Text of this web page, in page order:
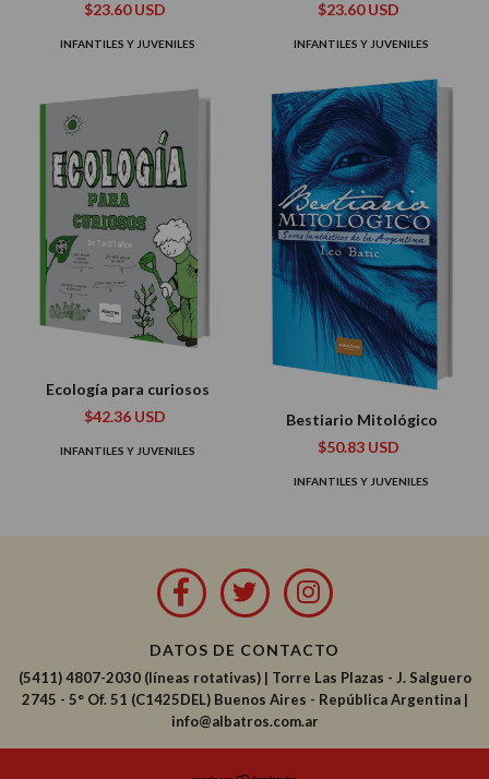
$23.60 USD
INFANTILES Y JUVENILES
$23.60 USD
INFANTILES Y JUVENILES
Ecología para curiosos
$42.36 USD
INFANTILES Y JUVENILES
Bestiario Mitológico
$50.83 USD
INFANTILES Y JUVENILES
DATOS DE CONTACTO
(5411) 4807-2030 (líneas rotativas)| Torre Las Plazas - J. Salguero
2745 - 5° Of. 51 (C1425DEL) Buenos Aires - República Argentina |
info@albatros.com.ar